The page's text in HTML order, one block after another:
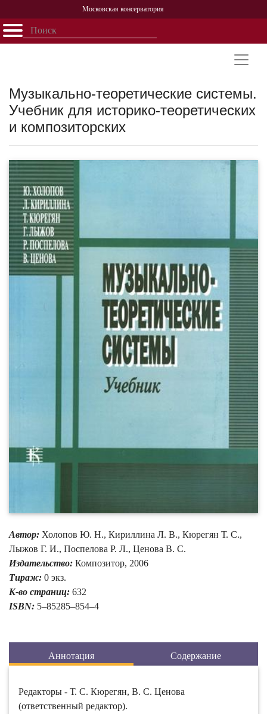
Московская консерватория
Открыть - закрыть
Персоналии
История
Музыкально-теоретические системы.
Учебник для историко-теоретических
и композиторских
Автор: Холопов Ю. Н., Кириллина Л. В., Кюрегян Т. С.,
Лыжов Г. И., Поспелова Р. Л., Ценова В. С.
Издательство: Композитор, 2006
Тираж: 0 экз.
К-во страниц: 632
ISBN: 5–85285–854–4
Аннотация Содержание
Редакторы - Т. С. Кюрегян, В. С. Ценова
(ответственный редактор).